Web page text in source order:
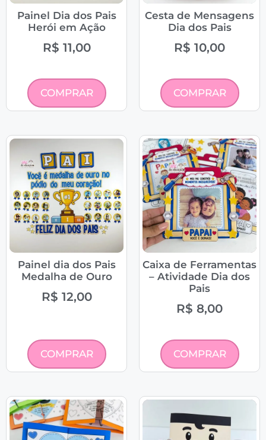
Painel Dia dos Pais
Herói em Ação
R$ 11,00
COMPRAR
Cesta de Mensagens
Dia dos Pais
R$ 10,00
COMPRAR
Painel dia dos Pais
Medalha de Ouro
R$ 12,00
COMPRAR
Caixa de Ferramentas
– Atividade Dia dos
Pais
R$ 8,00
COMPRAR